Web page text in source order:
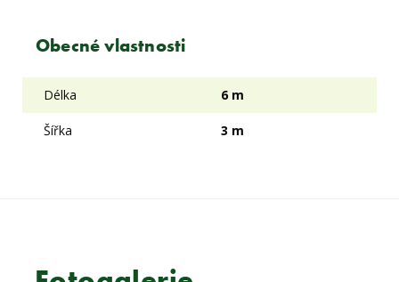
Obecné vlastnosti
Délka 6 m
Šířka 3 m